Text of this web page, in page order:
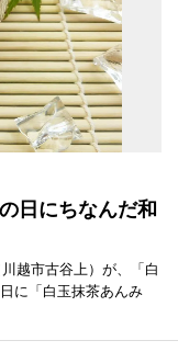
日にちなんだ和
越市古谷上）が、「白
に「白玉抹茶あんみ